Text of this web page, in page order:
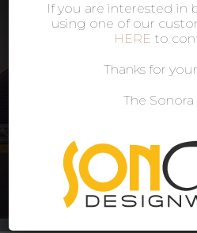
If you are interested in
using one of our
HERE to
Thanks for
The Sonora